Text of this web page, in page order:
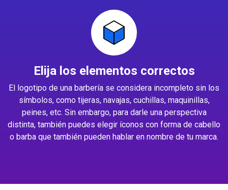
Elija los elementos correctos
El logotipo de una barbería se considera incompleto sin los
símbolos, como tijeras, navajas, cuchillas, maquinillas,
peines, etc. Sin embargo, para darle una perspectiva
distinta, también puedes elegir íconos con forma de cabello
o barba que también pueden hablar en nombre de tu marca.